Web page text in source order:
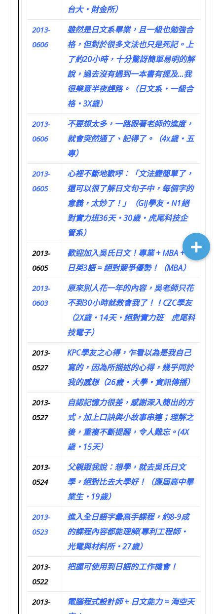
台大‧財金所）
2013-
0606
雖然是日文系畢業，且一級也勉強合
格，但對於很多文法也只是死記。上
了約20小時，十分驚訝簡單易明的解
說，過去沒有遇到一本書有提及…我
很樂意半夜趕路。（日文系‧一級合
格‧3X歲）
2013-
0606
不要想太多，一路跟著老師的進度，
就會突然通了、記得了。（4x歲‧五
專）
2013-
0605
心裡不斷地歡呼：「文法變簡單了，
還可以很了解日文句子中，每個字的
意義，太妙了！」（GIJ學友‧N1絕
對實力班36天‧30歲‧虎尾科技企
管系）
2013-
0605
歡迎加入吳氏日文！專業 + MBA + 中
日英3語 = 絕對競爭優勢！（MBA）
2013-
0603
原來別人花一年的內容，吳老師只花
不到30小時就教會我了！！CZC學友
（2X歲‧14天‧絕對實力班 虎尾科
技電子）
2013-
0527
KPC學友之心得，乍看以為是我自己
寫的，因為所描述的心得，幾乎同於
我的感想（26歲‧大學‧資訊傳播）
2013-
0527
自認記憶力很差，感謝深入簡出的方
式，加上口訣與小故事串連；理解之
後，重複不斷提醒，令人難忘。(4X
歲‧15天）
2013-
0524
父親跟我說：想學，就去吳氏日文
學，絕對比去大學好！（應屆高中畢
業生‧19歲）
2013-
0523
進入全日語字彙高手課程，約8-9成
的課程內容都能理解(專利工程師‧
光電與材料所‧27歲）
2013-
0522
把握可使用到日語的工作機會！
2013-
電腦程式設計師 + 日文能力 = 海空天